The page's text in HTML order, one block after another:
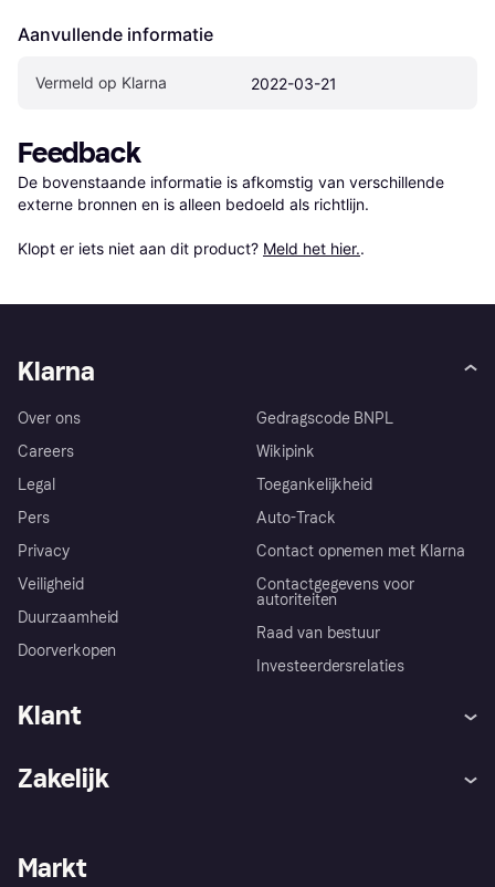
Aanvullende informatie
Vermeld op Klarna 2022-03-21
Feedback
De bovenstaande informatie is afkomstig van verschillende
externe bronnen en is alleen bedoeld als richtlijn.
Klopt er iets niet aan dit product? Meld het hier..
Klarna
Over ons
Careers
Legal
Pers
Privacy
Veiligheid
Duurzaamheid
Doorverkopen
Gedragscode BNPL
Wikipink
Toegankelijkheid
Auto-Track
Contact opnemen met Klarna
Contactgegevens voor
autoriteiten
Raad van bestuur
Investeerdersrelaties
Klant
Winkeloverzicht
Zakelijk
Zakelijke login
Markt